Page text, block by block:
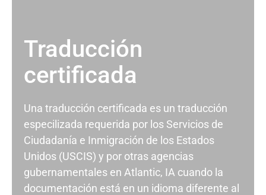
Traducción
certificada
Una traducción certificada es un traducción
especilizada requerida por los Servicios de
Ciudadanía e Inmigración de los Estados
Unidos (USCIS) y por otras agencias
gubernamentales en Atlantic, IA cuando la
documentación está en un idioma diferente al